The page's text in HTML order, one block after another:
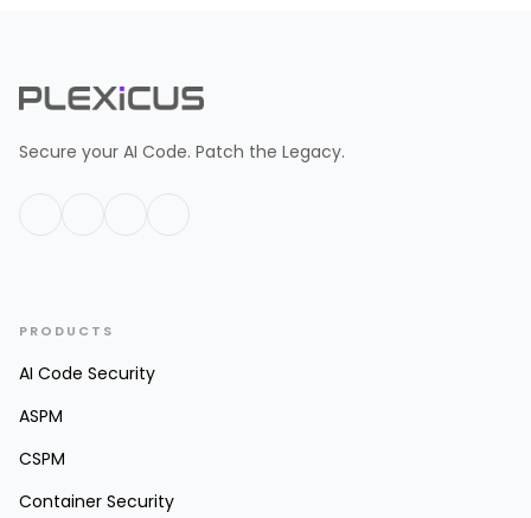
Secure your AI Code. Patch the Legacy.
PRODUCTS
AI Code Security
ASPM
CSPM
Container Security